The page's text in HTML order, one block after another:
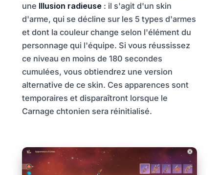
une Illusion radieuse: il s'agit d'un skin
d'arme, qui se décline sur les 5 types d'armes
et dont la couleur change selon l'élément du
personnage qui l'équipe. Si vous réussissez
ce niveau en moins de 180 secondes
cumulées, vous obtiendrez une version
alternative de ce skin. Ces apparences sont
temporaires et disparaîtront lorsque le
Carnage chtonien sera réinitialisé.